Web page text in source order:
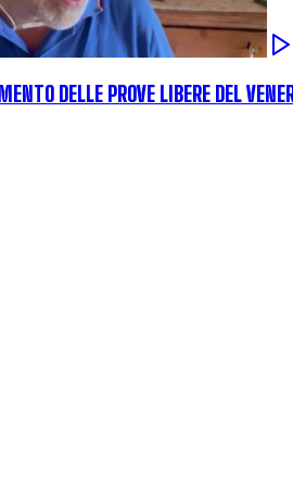
DELLE PROVE LIBERE DEL